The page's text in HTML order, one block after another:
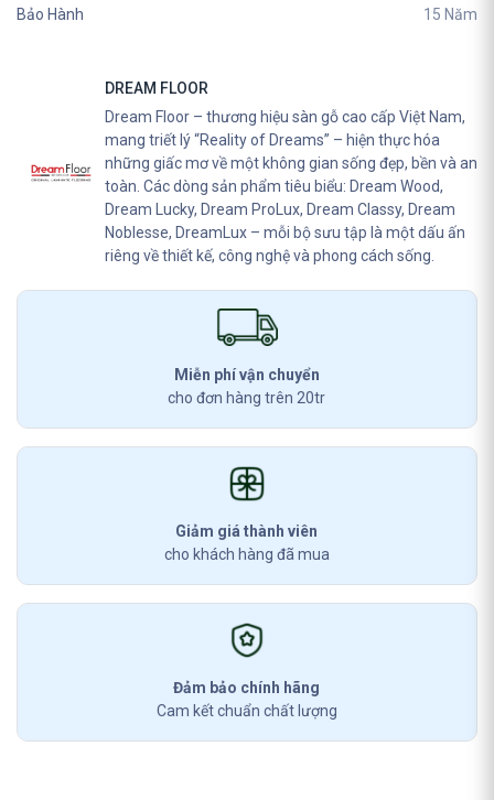
Bảo Hành 15 Năm
DREAM FLOOR
Dream Floor – thương hiệu sàn gỗ cao cấp Việt Nam,
mang triết lý “Reality of Dreams” – hiện thực hóa
những giấc mơ về một không gian sống đẹp, bền và an
toàn. Các dòng sản phẩm tiêu biểu: Dream Wood,
Dream Lucky, Dream ProLux, Dream Classy, Dream
Noblesse, DreamLux – mỗi bộ sưu tập là một dấu ấn
riêng về thiết kế, công nghệ và phong cách sống.
Miễn phí vận chuyển
cho đơn hàng trên 20tr
Giảm giá thành viên
cho khách hàng đã mua
Đảm bảo chính hãng
Cam kết chuẩn chất lượng